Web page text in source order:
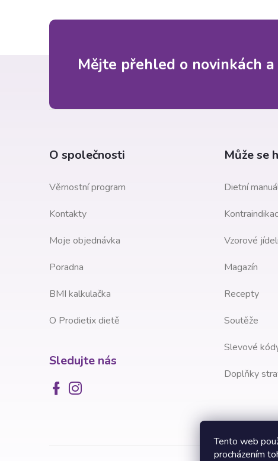
Tento web
procházením
Mějte přehled o novinkách
O společnosti
Věrnostní program
Kontakty
Moje objednávka
Poradna
BMI kalkulačka
O Prodietix dietě
Sledujte nás
Může se
Dietní
Vzorové
Magazín
Recepty
Soutěže
Slevové
Doplňky